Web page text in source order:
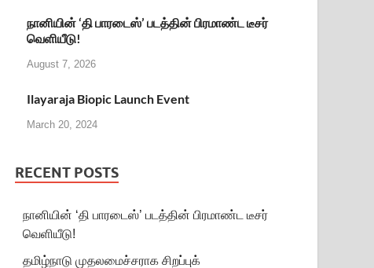
நானியின் ‘தி பாரடைஸ்’ படத்தின் பிரமாண்ட டீசர்
வெளியீடு!
August 7, 2026
Ilayaraja Biopic Launch Event
March 20, 2024
RECENT POSTS
நானியின் ‘தி பாரடைஸ்’ படத்தின் பிரமாண்ட டீசர்
வெளியீடு!
தமிழ்நாடு முதலமைச்சராக சிறப்புக்